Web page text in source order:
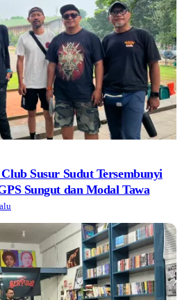
Susur Sudut Tersembunyi
Sungut dan Modal Tawa